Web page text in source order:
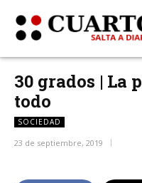
30 grados | La
todo
SOCIEDAD
23 de septiembre, 2019